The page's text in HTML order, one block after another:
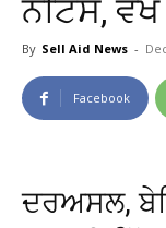
ਨੋਟਿਸ,
By Sell Aid News -
Facebook
ਦਰਅਸਲ,